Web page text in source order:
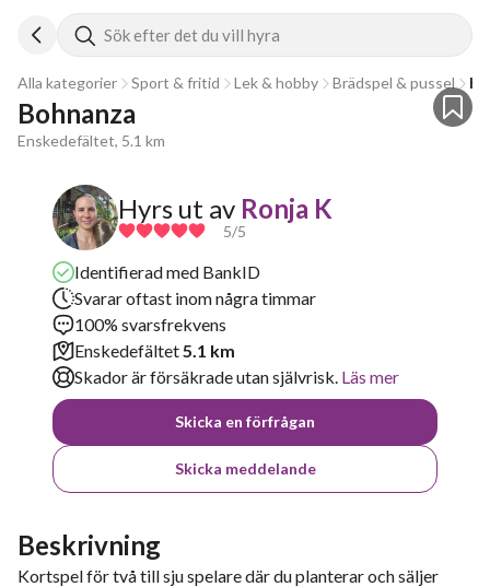
Sök efter det du vill hyra
Alla kategorier Sport & fritid Lek & hobby Brädspel & pussel
Bohnanza
Enskedefältet, 5.1 km
Hyrs ut av Ronja K
5/5
Identifierad med BankID
Svarar oftast inom några timmar
100% svarsfrekvens
Enskedefältet5.1 km
Skador är försäkrade utan självrisk. Läs mer
Skicka en förfrågan
Skicka meddelande
Beskrivning
Kortspel för två till sju spelare där du planterar och säljer